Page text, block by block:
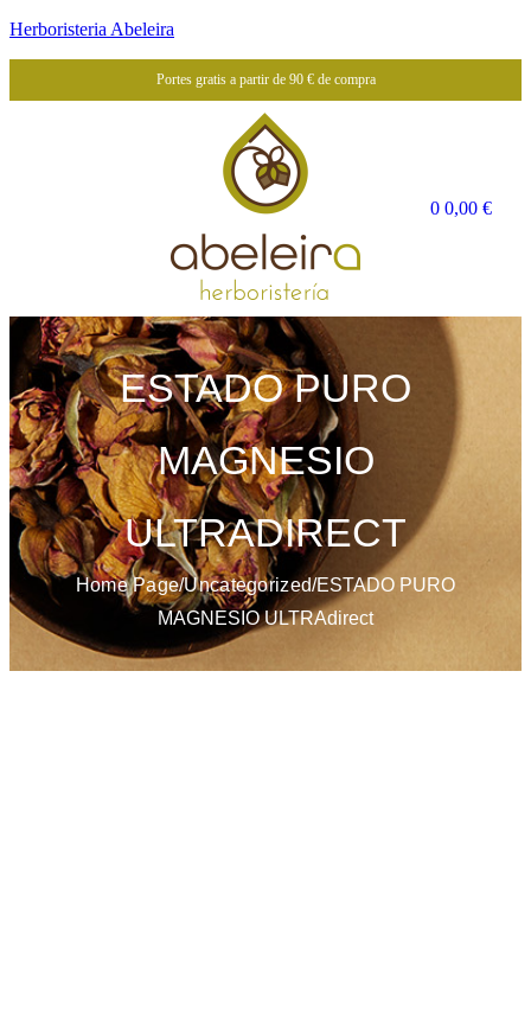
Herboristeria Abeleira
Portes gratis a partir de 90 € de compra
0 0,00 €
ESTADO PURO
MAGNESIO
ULTRADIRECT
Home Page/Uncategorized/ESTADO PURO
MAGNESIO ULTRAdirect